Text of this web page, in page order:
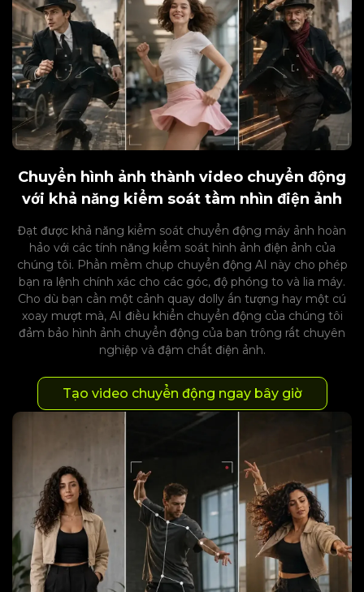
Chuyển hình ảnh thành video chuyển động
với khả năng kiểm soát tầm nhìn điện ảnh
Đạt được khả năng kiểm soát chuyển động máy ảnh hoàn
hảo với các tính năng kiểm soát hình ảnh điện ảnh của
chúng tôi. Phần mềm chụp chuyển động AI này cho phép
bạn ra lệnh chính xác cho các góc, độ phóng to và lia máy.
Cho dù bạn cần một cảnh quay dolly ấn tượng hay một cú
xoay mượt mà, AI điều khiển chuyển động của chúng tôi
đảm bảo hình ảnh chuyển động của bạn trông rất chuyên
nghiệp và đậm chất điện ảnh.
Tạo video chuyển động ngay bây giờ